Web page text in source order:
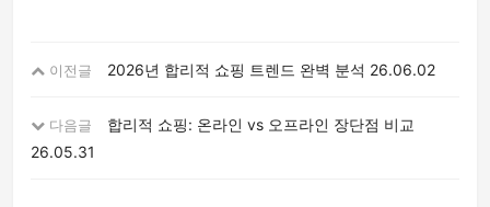
이전글 2026년 합리적 쇼핑 트렌드 완벽 분석 26.06.02
다음글
합리적 쇼핑: 온라인 vs 오프라인 장단점 비교
26.05.31